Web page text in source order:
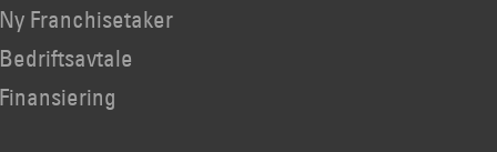
Ny Franchisetaker
Bedriftsavtale
Finansiering